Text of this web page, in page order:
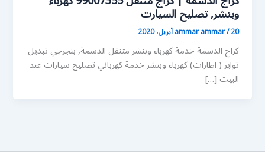
وبنشر, تصليح السيارت
ammar ammar/20 أبريل، 2020
كراج الدسمة خدمة كهرباء وبنشر متنقل الدسمة, بنجرجي تبديل
تواير ( اطارات) كهرباء وبنشر خدمة كهربائي تصليح سيارات عند
البيت […]